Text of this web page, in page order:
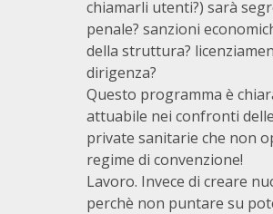
chiamarli utenti?) sarà
penale? sanzioni
della struttura?
dirigenza?
Questo programma è
attuabile nei confronti
private sanitarie che non
regime di convenzione!
Lavoro. Invece di creare
perchè non puntare su